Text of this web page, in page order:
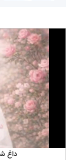
داغ